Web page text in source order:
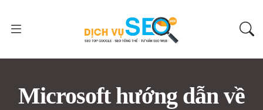
Microsoft hướng dẫn về